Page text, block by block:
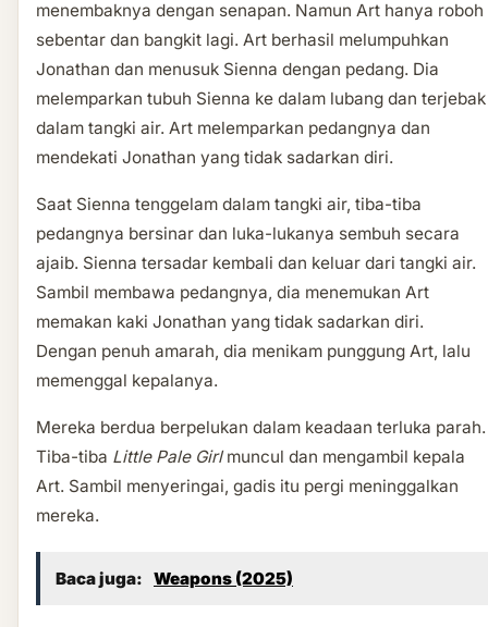
menembaknya dengan senapan. Namun Art hanya roboh
sebentar dan bangkit lagi. Art berhasil melumpuhkan
Jonathan dan menusuk Sienna dengan pedang. Dia
melemparkan tubuh Sienna ke dalam lubang dan terjebak
dalam tangki air. Art melemparkan pedangnya dan
mendekati Jonathan yang tidak sadarkan diri.
Saat Sienna tenggelam dalam tangki air, tiba-tiba
pedangnya bersinar dan luka-lukanya sembuh secara
ajaib. Sienna tersadar kembali dan keluar dari tangki air.
Sambil membawa pedangnya, dia menemukan Art
memakan kaki Jonathan yang tidak sadarkan diri.
Dengan penuh amarah, dia menikam punggung Art, lalu
memenggal kepalanya.
Mereka berdua berpelukan dalam keadaan terluka parah.
Tiba-tiba Little Pale Girlmuncul dan mengambil kepala
Art. Sambil menyeringai, gadis itu pergi meninggalkan
mereka.
Baca juga: Weapons (2025)